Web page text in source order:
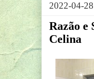
2022-04-28
Razão e
Celina